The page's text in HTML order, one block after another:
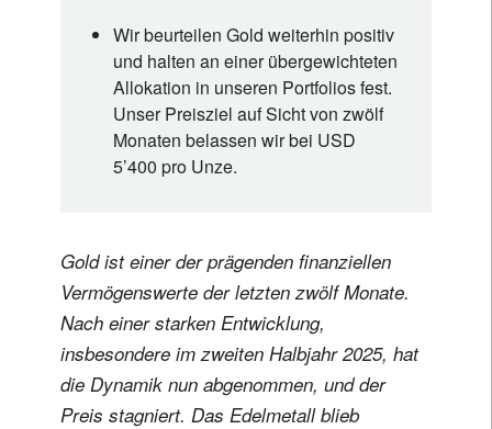
Wir beurteilen Gold weiterhin positiv
und halten an einer übergewichteten
Allokation in unseren Portfolios fest.
Unser Preisziel auf Sicht von zwölf
Monaten belassen wir bei USD
5’400 pro Unze.
Gold ist einer der prägenden finanziellen
Vermögenswerte der letzten zwölf Monate.
Nach einer starken Entwicklung,
insbesondere im zweiten Halbjahr 2025, hat
die Dynamik nun abgenommen, und der
Preis stagniert. Das Edelmetall blieb